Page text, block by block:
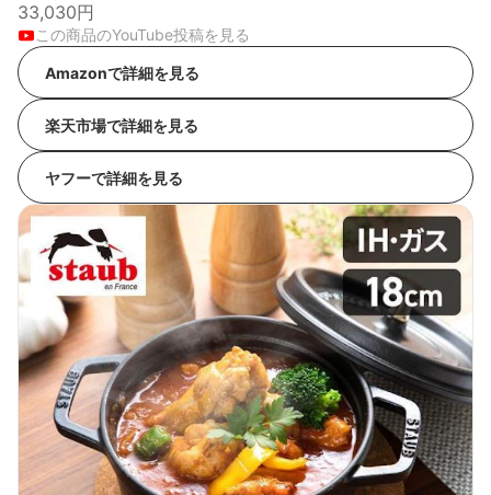
33,030円
この商品のYouTube投稿を見る
Amazonで詳細を見る
楽天市場で詳細を見る
ヤフーで詳細を見る